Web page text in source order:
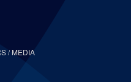
/ MEDIA